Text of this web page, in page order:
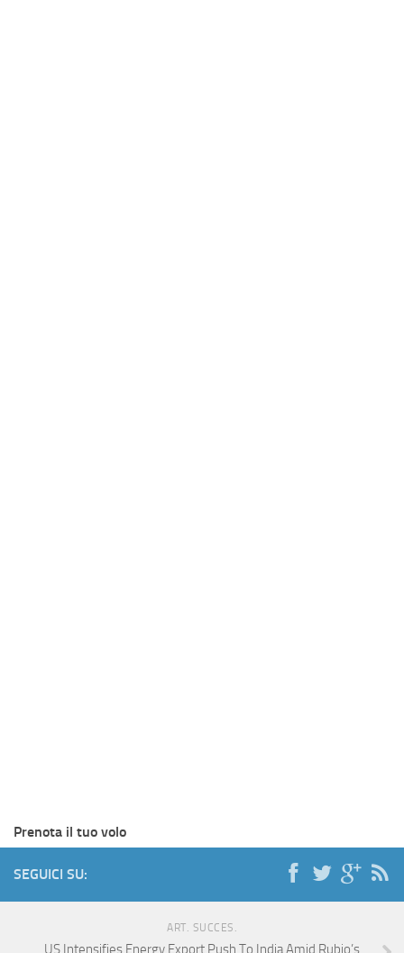
Prenota il tuo volo
SEGUICI SU:
ART. SUCCES.
US Intensifies Energy Export Push To India Amid Rubio’s